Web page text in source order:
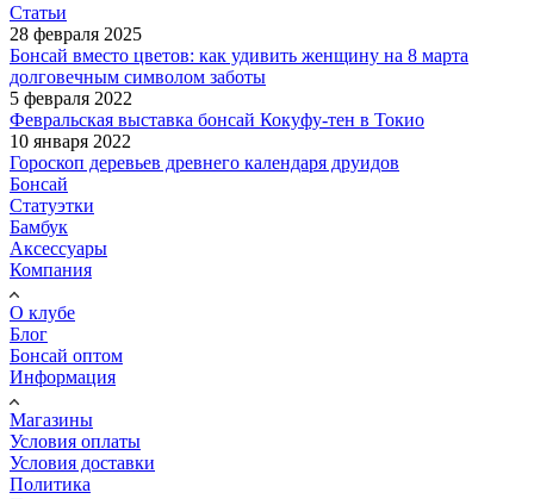
Статьи
28 февраля 2025
Бонсай вместо цветов: как удивить женщину на 8 марта
долговечным символом заботы
5 февраля 2022
Февральская выставка бонсай Кокуфу-тен в Токио
10 января 2022
Гороскоп деревьев древнего календаря друидов
Бонсай
Статуэтки
Бамбук
Аксессуары
Компания
О клубе
Блог
Бонсай оптом
Информация
Магазины
Условия оплаты
Условия доставки
Политика